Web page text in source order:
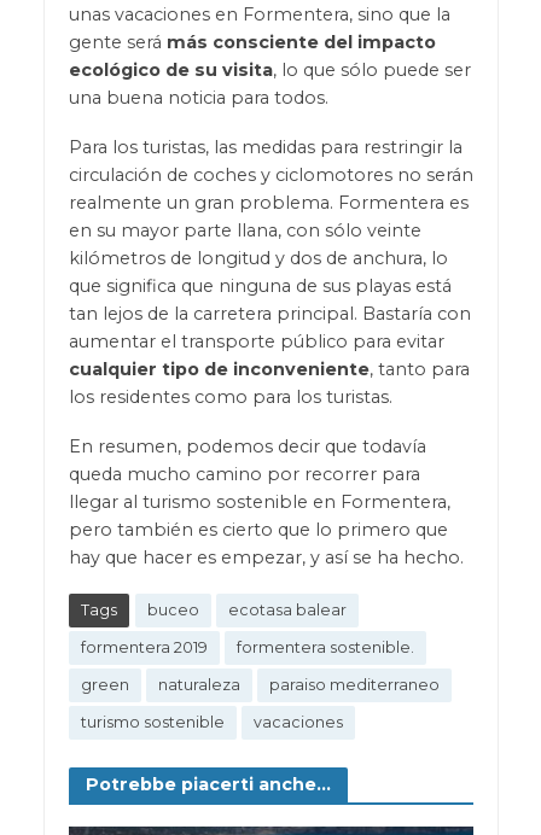
unas vacaciones en Formentera, sino que la
gente será más consciente del impacto
ecológico de su visita, lo que sólo puede ser
una buena noticia para todos.
Para los turistas, las medidas para restringir la
circulación de coches y ciclomotores no serán
realmente un gran problema. Formentera es
en su mayor parte llana, con sólo veinte
kilómetros de longitud y dos de anchura, lo
que significa que ninguna de sus playas está
tan lejos de la carretera principal. Bastaría con
aumentar el transporte público para evitar
cualquier tipo de inconveniente, tanto para
los residentes como para los turistas.
En resumen, podemos decir que todavía
queda mucho camino por recorrer para
llegar al turismo sostenible en Formentera,
pero también es cierto que lo primero que
hay que hacer es empezar, y así se ha hecho.
Tags buceo ecotasa balear
formentera 2019 formentera sostenible.
green naturaleza paraiso mediterraneo
turismo sostenible vacaciones
Potrebbe piacerti anche...